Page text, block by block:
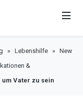
» Lebenshilfe » New
&
um Vater zu sein